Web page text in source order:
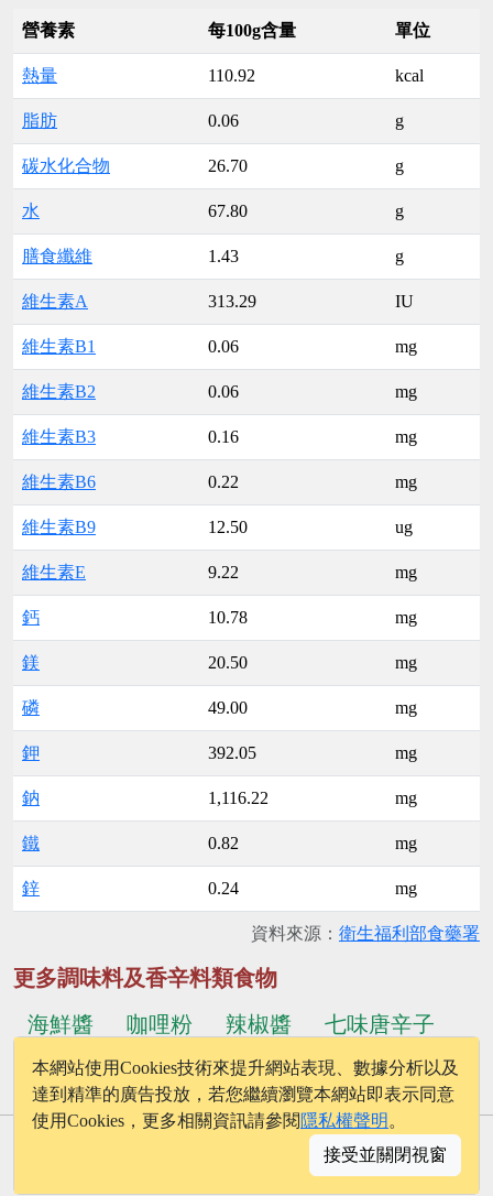
營養素 每100g含量 單位
熱量 110.92 kcal
脂肪 0.06 g
碳水化合物 26.70 g
水 67.80 g
膳食纖維 1.43 g
維生素A 313.29 IU
維生素B1 0.06 mg
維生素B2 0.06 mg
維生素B3 0.16 mg
維生素B6 0.22 mg
維生素B9 12.50 ug
維生素E 9.22 mg
鈣 10.78 mg
鎂 20.50 mg
磷 49.00 mg
鉀 392.05 mg
鈉 1,116.22 mg
鐵 0.82 mg
鋅 0.24 mg
資料來源： 衛生福利部食藥署
更多調味料及香辛料類食物
海鮮醬
咖哩粉 辣椒醬
七味唐辛子
蕃茄醬
椰子粉 ...更多食物
© 2026 - onelife.tw
隱私權政策│聯絡我們
本網站使用Cookies技術來提升網站表現、數據分析以及
達到精準的廣告投放，若您繼續瀏覽本網站即表示同意
使用Cookies，更多相關資訊請參閱 隱私權聲明 。
接受並關閉視窗